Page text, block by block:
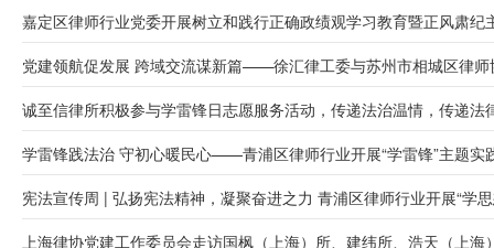
嘉定区律师行业党委开展树立和践行正确政绩观学习教育暨正风肃纪
党建领航促发展 跨域交流谋新篇——徐汇律工委与苏州市相城区律师
诚至信律所积极参与学雷锋日志愿服务活动，传递法治温情，传递法
学雷锋践法治 守初心暖民心——青浦区律师行业开展“学雷锋”主题实
宪法宣传周 | 弘扬宪法精神，凝聚奋进之力 青浦区律师行业开展“学
上海律协党建工作委员会走访国枫（上海）所、建纬所、浩天（上海